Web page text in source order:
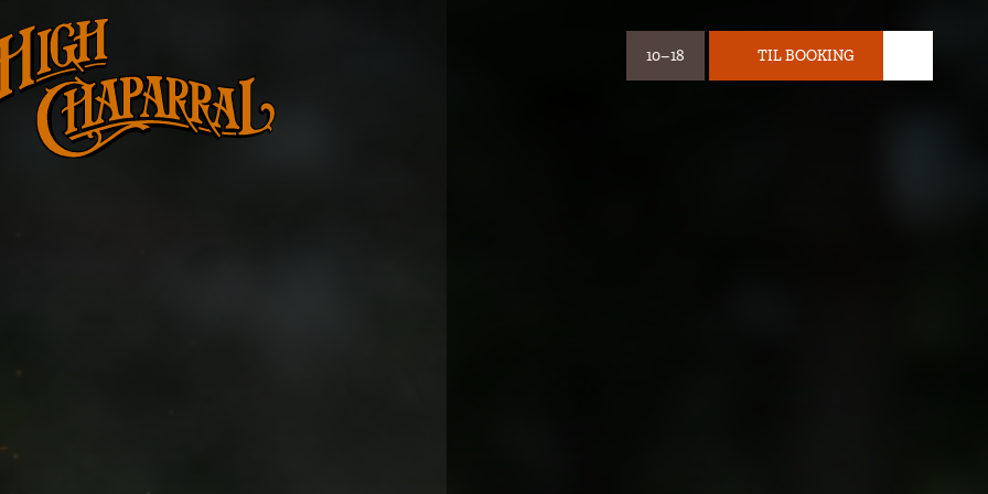
ÅBNINGSTIDER:
10–18 TIL BOOKING
BILLET